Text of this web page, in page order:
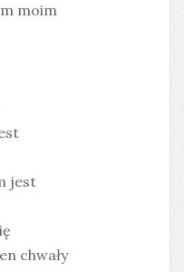
moim
jest
chwały